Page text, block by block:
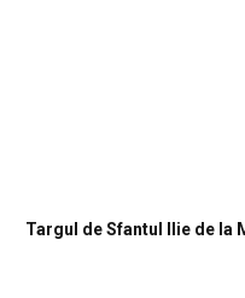
Targul de Sfantul Ilie de la